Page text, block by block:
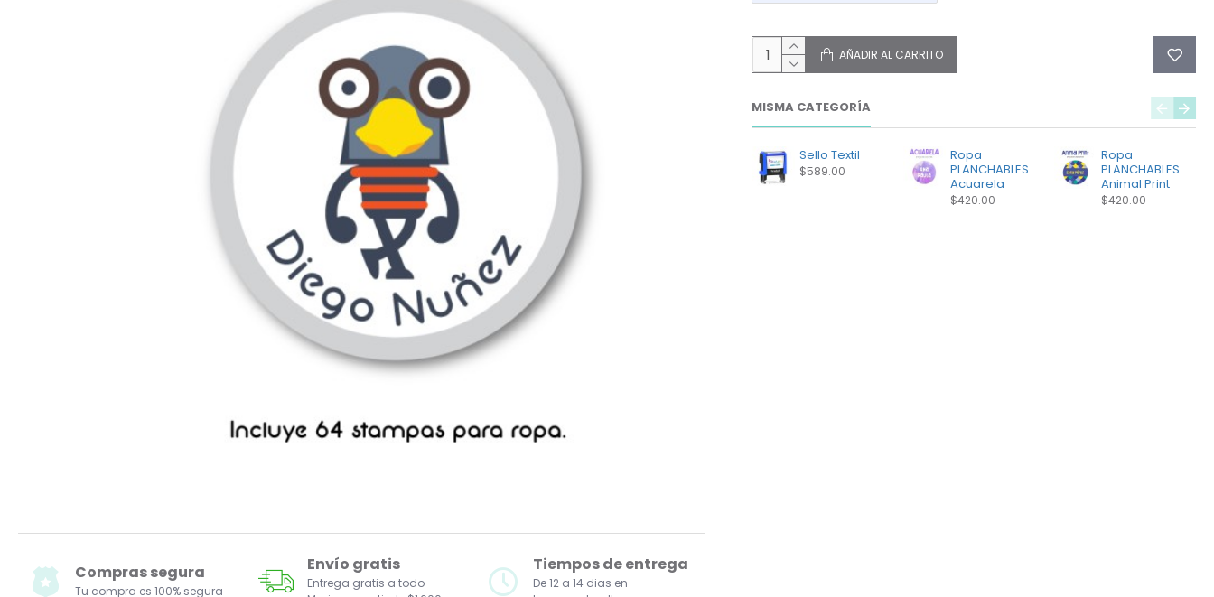
Compras segura
Tu compra es 100% segura
Envío gratis
Entrega gratis a todo
Tiempos de entrega
De 12 a 14 dias en
AÑADIR AL CARRITO
MISMA CATEGORÍA
Sello Textil
$589.00
Ropa
PLANCHABLES
Acuarela
$420.00
Ropa
PLANCHABLES
Animal Print
$420.00